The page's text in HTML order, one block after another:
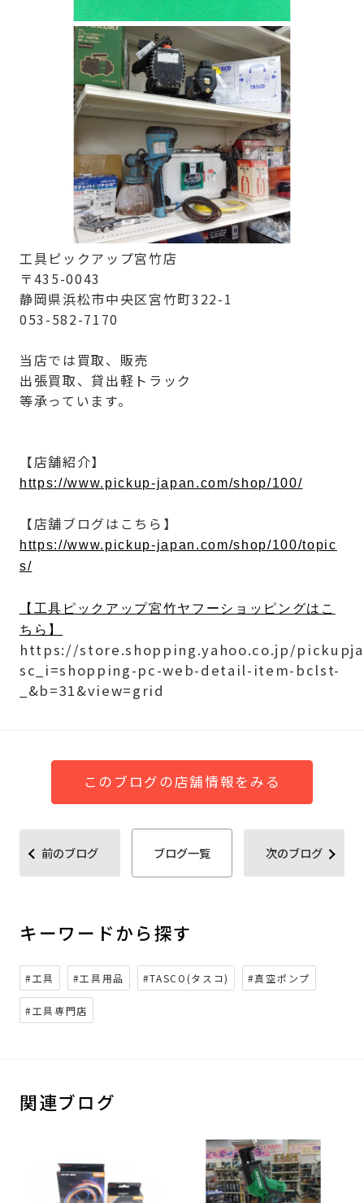
工具ピックアップ宮竹店
〒435-0043
静岡県浜松市中央区宮竹町322-1
053-582-7170
当店では買取、販売
出張買取、貸出軽トラック
等承っています。
【店舗紹介】
https://www.pickup-japan.com/shop/100/
【店舗ブログはこちら】
https://www.pickup-japan.com/shop/100/topic
s/
【工具ピックアップ宮竹ヤフーショッピングはこ
ちら】
https://store.shopping.yahoo.co.jp/
sc_i=shopping-pc-web-detail-item-bclst-
_&b=31&view=grid
このブログの店舗情報をみる
前のブログ ブログ一覧 次のブログ
キーワードから探す
#工具 #工具用品 #TASCO(タスコ) #真空ポンプ
#工具専門店
関連ブログ